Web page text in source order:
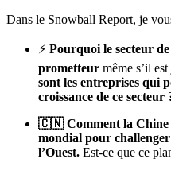
Dans le Snowball Report, je
⚡️ Pourquoi le secteur
prometteur même s’il
sont les entreprises qui
croissance de ce secteur
🇨🇳 Comment la Chine
mondial pour challenger
l’Ouest. Est-ce que ce